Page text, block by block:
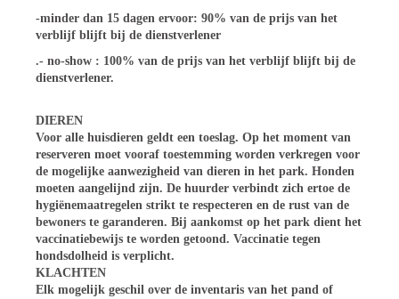
-minder dan 15 dagen ervoor: 90% van de prijs van het
verblijf blijft bij de dienstverlener
.- no-show : 100% van de prijs van het verblijf blijft bij de
dienstverlener.
DIEREN
Voor alle huisdieren geldt een toeslag. Op het moment van
reserveren moet vooraf toestemming worden verkregen voor
de mogelijke aanwezigheid van dieren in het park. Honden
moeten aangelijnd zijn. De huurder verbindt zich ertoe de
hygiënemaatregelen strikt te respecteren en de rust van de
bewoners te garanderen. Bij aankomst op het park dient het
vaccinatiebewijs te worden getoond. Vaccinatie tegen
hondsdolheid is verplicht.
KLACHTEN
Elk mogelijk geschil over de inventaris van het pand of